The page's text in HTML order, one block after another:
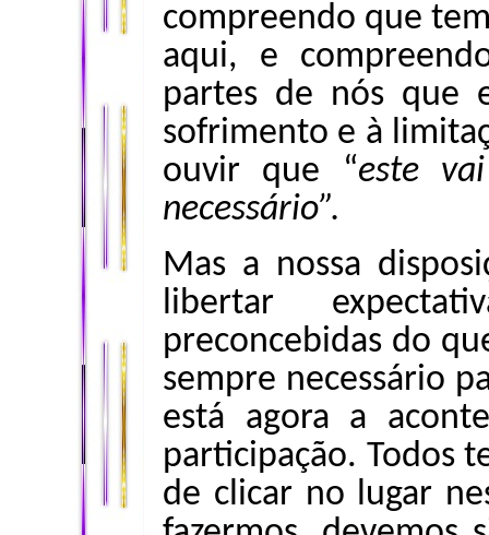
compreendo que
aqui, e
partes de nós que
sofrimento e à
ouvir que “este
necessário”.
Mas a nossa
libertar
preconcebidas do
sempre necessário
está agora a
participação. Todos
de clicar no lugar